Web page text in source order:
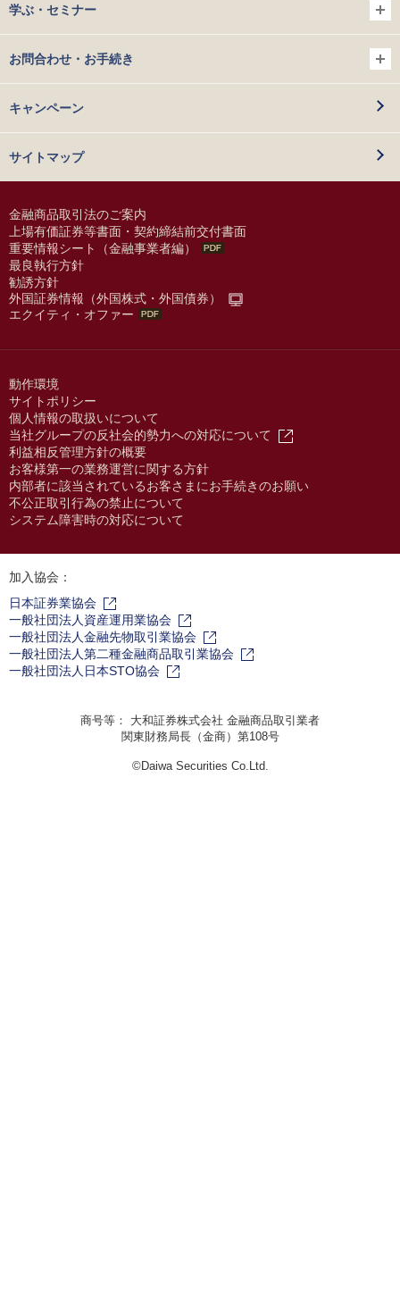
学ぶ・セミナー
お問合わせ・お手続き
キャンペーン
サイトマップ
金融商品取引法のご案内
上場有価証券等書面・契約締結前交付書面
重要情報シート（金融事業者編）
最良執行方針
勧誘方針
外国証券情報（外国株式・外国債券）
エクイティ・オファー
動作環境
サイトポリシー
個人情報の取扱いについて
当社グループの反社会的勢力への対応について
利益相反管理方針の概要
お客様第一の業務運営に関する方針
内部者に該当されているお客さまにお手続きのお願い
不公正取引行為の禁止について
システム障害時の対応について
加入協会：
日本証券業協会
一般社団法人資産運用業協会
一般社団法人金融先物取引業協会
一般社団法人第二種金融商品取引業協会
一般社団法人日本STO協会
商号等： 大和証券株式会社 金融商品取引業者
関東財務局長（金商）第108号
©Daiwa Securities Co.Ltd.